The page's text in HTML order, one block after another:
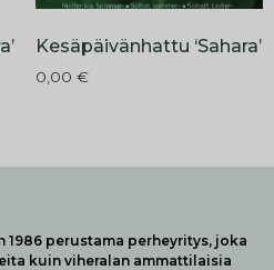
Kesäpäivänhattu ‘Sahara’
0,00 €
1986 perustama perheyritys, joka
kuin viheralan ammattilaisia